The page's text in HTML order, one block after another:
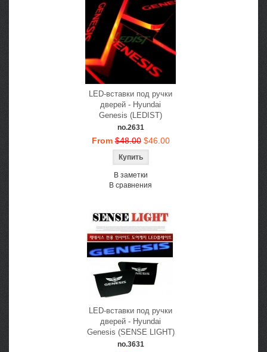
LED-вставки под ручки
дверей - Hyundai
Genesis (LEDIST)
no.2631
From$48.00 $46.00
В заметки
В сравнения
LED-вставки под ручки
дверей - Hyundai
Genesis (SENSE LIGHT)
no.3631